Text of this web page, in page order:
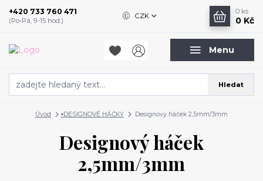
Menu
CZK
Hledat
+420 733 760 471
(Po-Pá, 9-15 hod.)
0 ks
0 Kč
Úvod ▪️DESIGNOVÉ HÁČKY Designový háček 2,5mm/3mm
Designový háček
2,5mm/3mm